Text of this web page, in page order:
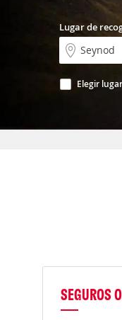
Lugar de
Elegir
SEGUROS